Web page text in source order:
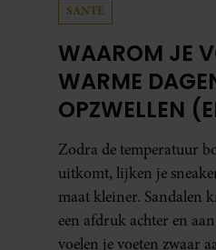
SANTE
WAAROM JE
WARME
OPZWELLEN
ERAAN KUNT
Zodra de temperatuur
uitkomt, lijken je
maat kleiner. Sandalen
een afdruk achter en
voelen je voeten zwaar